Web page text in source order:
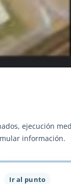
ejecución
información.
Ir al punto